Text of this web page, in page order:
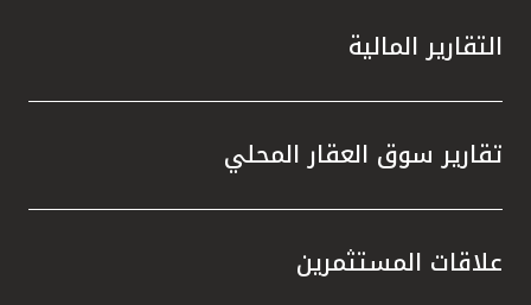
التقارير المالية
تقارير سوق العقار المحلي
علاقات المستثمرين